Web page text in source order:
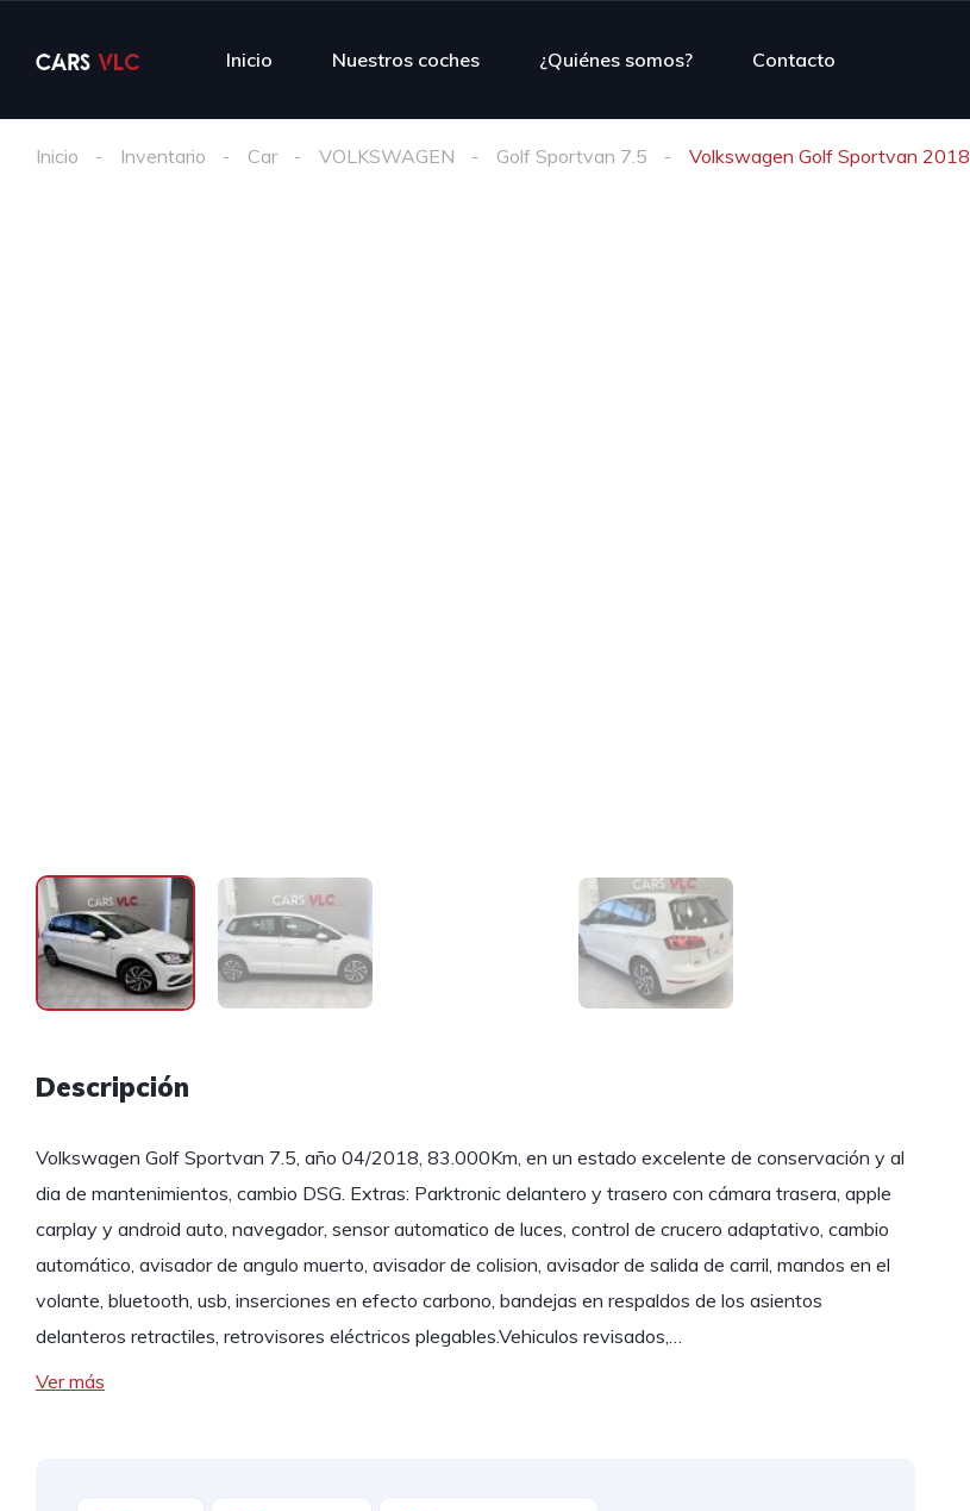
Inicio Nuestros coches ¿Quiénes somos? Contacto
Inicio Inventario Car VOLKSWAGEN Golf Sportvan 7.5 Volkswagen Golf Sportvan 2018
Descripción
Volkswagen Golf Sportvan 7.5, año 04/2018, 83.000Km, en un estado excelente de conservación y al
dia de mantenimientos, cambio DSG. Extras: Parktronic delantero y trasero con cámara trasera, apple
carplay y android auto, navegador, sensor automatico de luces, control de crucero adaptativo, cambio
automático, avisador de angulo muerto, avisador de colision, avisador de salida de carril, mandos en el
volante, bluetooth, usb, inserciones en efecto carbono, bandejas en respaldos de los asientos
delanteros retractiles, retrovisores eléctricos plegables.Vehiculos revisados,…
Ver más